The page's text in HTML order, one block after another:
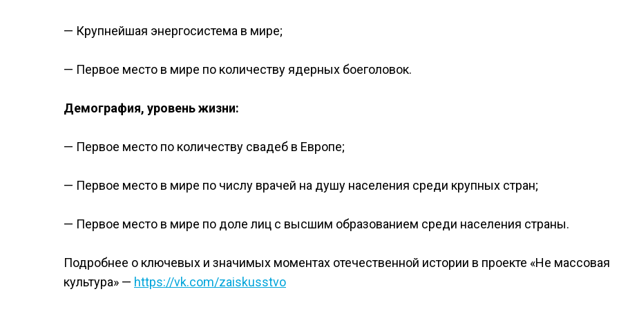
— Крупнейшая энергосистема в мире;
— Первое место в мире по количеству ядерных боеголовок.
Демография, уровень жизни:
— Первое место по количеству свадеб в Европе;
— Первое место в мире по числу врачей на душу населения среди крупных стран;
— Первое место в мире по доле лиц с высшим образованием среди населения страны.
Подробнее о ключевых и значимых моментах отечественной истории в проекте «Не массовая
культура» — https://vk.com/zaiskusstvo